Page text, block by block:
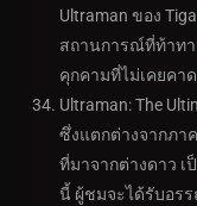
Ultraman ของ
สถานการณ์ที่ท้าทา
คุกคามที่ไม่เคยคา
Ultraman: The
ซึ่งแตกต่างจากภา
ที่มาจากต่างดาว
นี้ ผู้ชมจะได้รับอร